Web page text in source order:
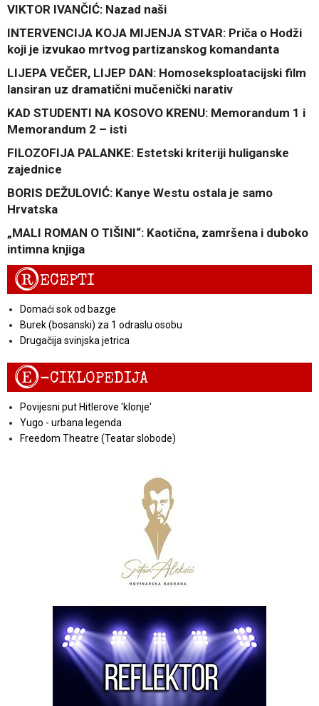
VIKTOR IVANČIĆ: Nazad naši
INTERVENCIJA KOJA MIJENJA STVAR: Priča o Hodži
koji je izvukao mrtvog partizanskog komandanta
LIJEPA VEČER, LIJEP DAN: Homoseksploatacijski film
lansiran uz dramatični mučenički narativ
KAD STUDENTI NA KOSOVO KRENU: Memorandum 1 i
Memorandum 2 – isti
FILOZOFIJA PALANKE: Estetski kriteriji huliganske
zajednice
BORIS DEŽULOVIĆ: Kanye Westu ostala je samo
Hrvatska
„MALI ROMAN O TIŠINI“: Kaotična, zamršena i duboko
intimna knjiga
RECEPTI
Domaći sok od bazge
Burek (bosanski) za 1 odraslu osobu
Drugačija svinjska jetrica
E-CIKLOPEDIJA
Povijesni put Hitlerove 'klonje'
Yugo - urbana legenda
Freedom Theatre (Teatar slobode)